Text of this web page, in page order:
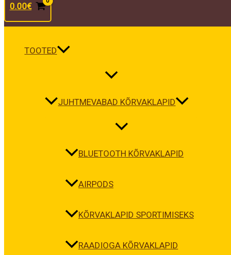
0.00€
TOOTED
JUHTMEVABAD KÕRVAKLAPID
BLUETOOTH KÕRVAKLAPID
AIRPODS
KÕRVAKLAPID SPORTIMISEKS
RAADIOGA KÕRVAKLAPID